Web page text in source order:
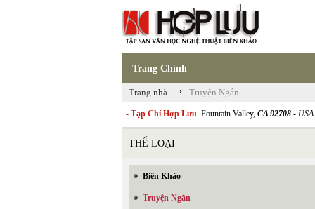
Trang Chính
Trang nhà › Truyện Ngắn
- Tạp Chí Hợp Lưu Fountain Valley, CA 92708 - USA
THỂ LOẠI
Biên Khảo
Truyện Ngắn